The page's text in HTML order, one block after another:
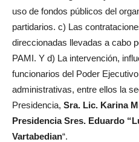
uso de fondos públicos del
partidarios. c) Las
direccionadas llevadas a cabo
PAMI. Y d) La intervención,
funcionarios del Poder
administrativas, entre ellos la
Presidencia, Sra. Lic. Karina
Presidencia Sres. Eduardo
Vartabedian“.